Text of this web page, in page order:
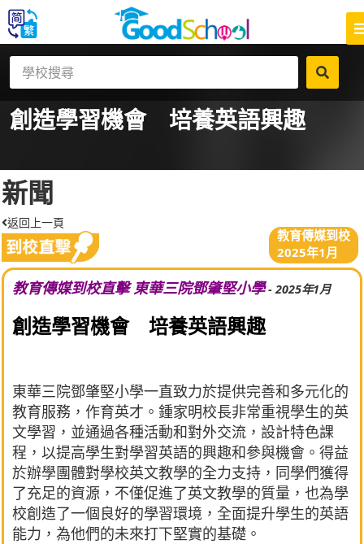
創造學習機會 培養英語興趣
新聞
返回上一頁
教育傳媒到校
2025年1月
教育傳媒到校直擊 東華三院鄧肇堅小學- 2025年1月
創造學習機會 培養英語興趣
東華三院鄧肇堅小學一直致力於提供完善和多元化的
教育服務，作育英才。鍾家明校長非常重視學生的英
文學習，並通過各種活動和對外交流，設計特色課
程，以提高學生對學習英語的興趣和參與機會。得益
於辦學團體對學校英文教學的全力支持，同學們獲得
了充足的資源，不僅促進了英文教學的質量，也為學
校創造了一個良好的學習環境，全面提升學生的英語
能力，為他們的未來打下堅實的基礎。